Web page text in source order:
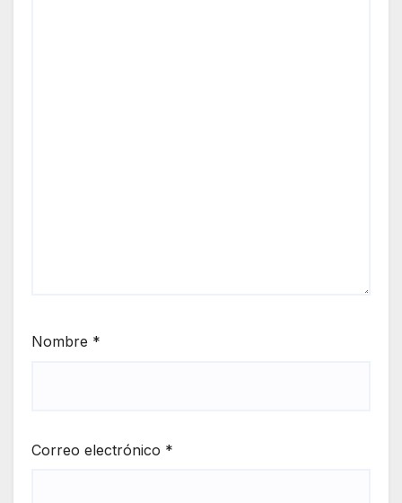
Nombre *
Correo electrónico *